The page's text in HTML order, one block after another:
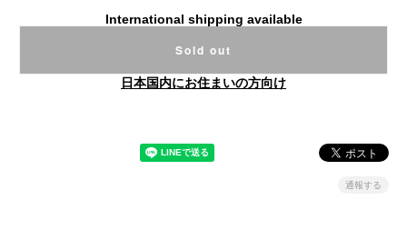
International shipping available
Sold out
日本国内にお住まいの方向け
通報する